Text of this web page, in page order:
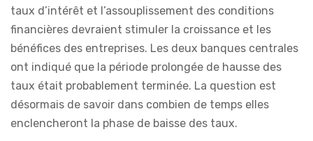
taux d’intérêt et l’assouplissement des conditions
financières devraient stimuler la croissance et les
bénéfices des entreprises. Les deux banques centrales
ont indiqué que la période prolongée de hausse des
taux était probablement terminée. La question est
désormais de savoir dans combien de temps elles
enclencheront la phase de baisse des taux.